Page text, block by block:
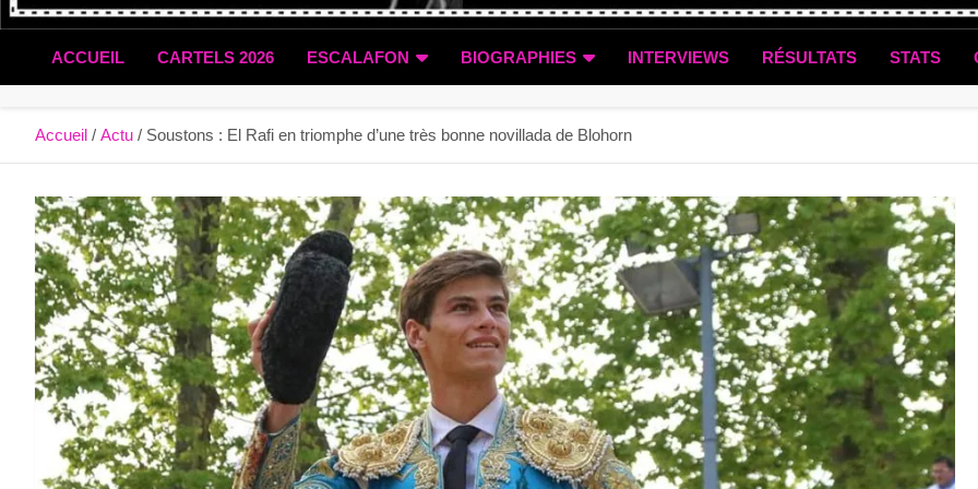
ACCUEIL CARTELS 2026 ESCALAFON BIOGRAPHIES INTERVIEWS RÉSULTATS STATS
Accueil Actu Soustons : El Rafi en triomphe d’une très bonne novillada de Blohorn